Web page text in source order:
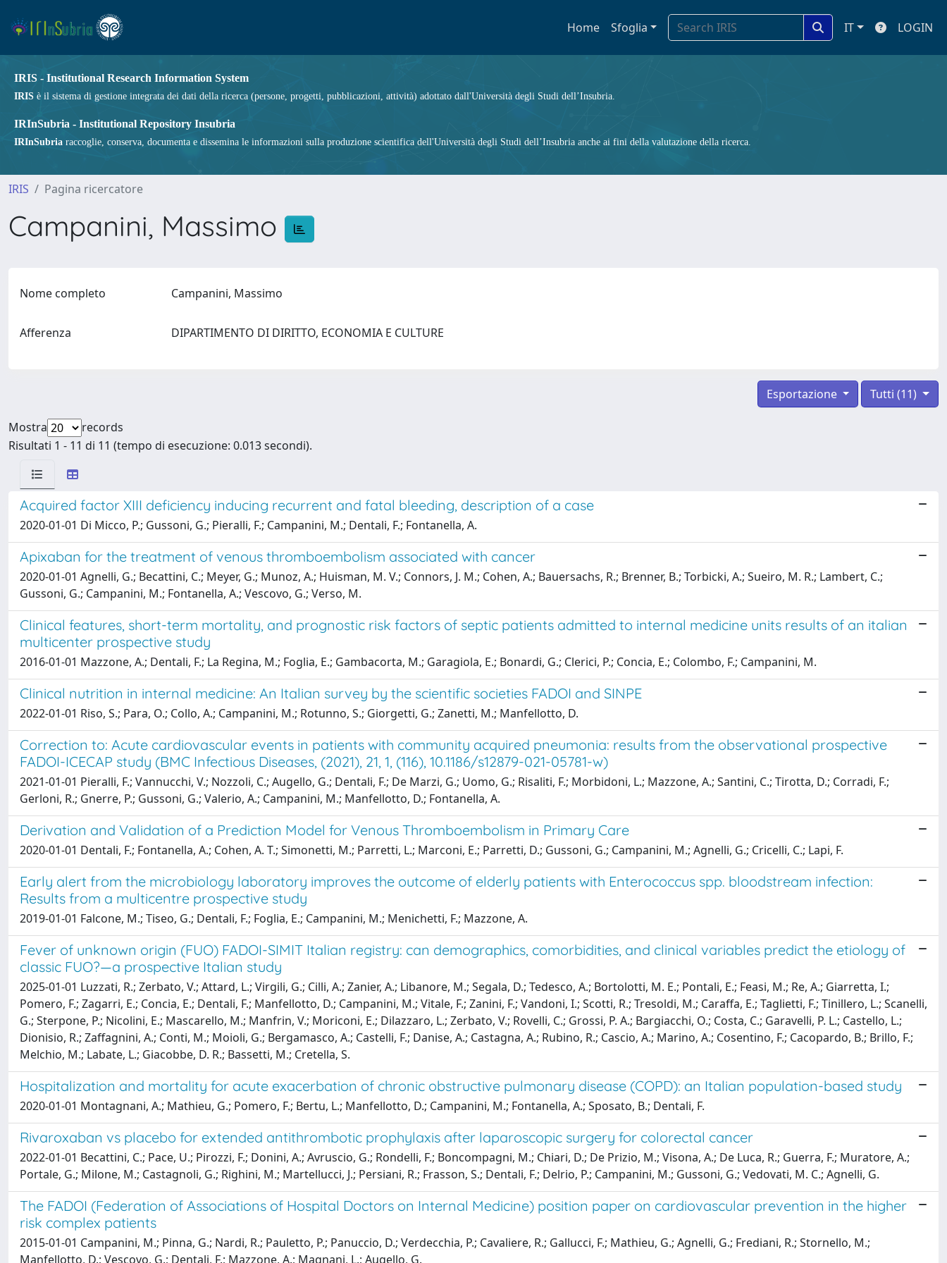
Home Sfoglia IT LOGIN
IRIS - Institutional Research Information System
IRIS è il sistema di gestione integrata dei dati della ricerca (persone, progetti, pubblicazioni, attività) adottato dall'Università degli Studi dell’Insubria.
IRInSubria - Institutional Repository Insubria
IRInSubria raccoglie, conserva, documenta e dissemina le informazioni sulla produzione scientifica dell'Università degli Studi dell’Insubria anche ai fini della valutazione della ricerca.
IRIS Pagina ricercatore
Campanini, Massimo
Nome completo Campanini, Massimo
Afferenza DIPARTIMENTO DI DIRITTO, ECONOMIA E CULTURE
Tutti (11)
Esportazione
Mostra
records
Risultati 1 - 11 di 11 (tempo di esecuzione: 0.013 secondi).
Acquired factor XIII deficiency inducing recurrent and fatal bleeding, description of a case
2020-01-01 Di Micco, P.; Gussoni, G.; Pieralli, F.; Campanini, M.; Dentali, F.; Fontanella, A.
Apixaban for the treatment of venous thromboembolism associated with cancer
2020-01-01 Agnelli, G.; Becattini, C.; Meyer, G.; Munoz, A.; Huisman, M. V.; Connors, J. M.; Cohen, A.; Bauersachs, R.; Brenner, B.; Torbicki, A.; Sueiro, M. R.; Lambert, C.;
Gussoni, G.; Campanini, M.; Fontanella, A.; Vescovo, G.; Verso, M.
Clinical features, short-term mortality, and prognostic risk factors of septic patients admitted to internal medicine units results of an italian
multicenter prospective study
2016-01-01 Mazzone, A.; Dentali, F.; La Regina, M.; Foglia, E.; Gambacorta, M.; Garagiola, E.; Bonardi, G.; Clerici, P.; Concia, E.; Colombo, F.; Campanini, M.
Clinical nutrition in internal medicine: An Italian survey by the scientific societies FADOI and SINPE
2022-01-01 Riso, S.; Para, O.; Collo, A.; Campanini, M.; Rotunno, S.; Giorgetti, G.; Zanetti, M.; Manfellotto, D.
Correction to: Acute cardiovascular events in patients with community acquired pneumonia: results from the observational prospective
FADOI-ICECAP study (BMC Infectious Diseases, (2021), 21, 1, (116), 10.1186/s12879-021-05781-w)
2021-01-01 Pieralli, F.; Vannucchi, V.; Nozzoli, C.; Augello, G.; Dentali, F.; De Marzi, G.; Uomo, G.; Risaliti, F.; Morbidoni, L.; Mazzone, A.; Santini, C.; Tirotta, D.; Corradi, F.;
Gerloni, R.; Gnerre, P.; Gussoni, G.; Valerio, A.; Campanini, M.; Manfellotto, D.; Fontanella, A.
Derivation and Validation of a Prediction Model for Venous Thromboembolism in Primary Care
2020-01-01 Dentali, F.; Fontanella, A.; Cohen, A. T.; Simonetti, M.; Parretti, L.; Marconi, E.; Parretti, D.; Gussoni, G.; Campanini, M.; Agnelli, G.; Cricelli, C.; Lapi, F.
Early alert from the microbiology laboratory improves the outcome of elderly patients with Enterococcus spp. bloodstream infection:
Results from a multicentre prospective study
2019-01-01 Falcone, M.; Tiseo, G.; Dentali, F.; Foglia, E.; Campanini, M.; Menichetti, F.; Mazzone, A.
Fever of unknown origin (FUO) FADOI-SIMIT Italian registry: can demographics, comorbidities, and clinical variables predict the etiology of
classic FUO?—a prospective Italian study
2025-01-01 Luzzati, R.; Zerbato, V.; Attard, L.; Virgili, G.; Cilli, A.; Zanier, A.; Libanore, M.; Segala, D.; Tedesco, A.; Bortolotti, M. E.; Pontali, E.; Feasi, M.; Re, A.; Giarretta, I.;
Pomero, F.; Zagarri, E.; Concia, E.; Dentali, F.; Manfellotto, D.; Campanini, M.; Vitale, F.; Zanini, F.; Vandoni, I.; Scotti, R.; Tresoldi, M.; Caraffa, E.; Taglietti, F.; Tinillero, L.; Scanelli,
G.; Sterpone, P.; Nicolini, E.; Mascarello, M.; Manfrin, V.; Moriconi, E.; Dilazzaro, L.; Zerbato, V.; Rovelli, C.; Grossi, P. A.; Bargiacchi, O.; Costa, C.; Garavelli, P. L.; Castello, L.;
Dionisio, R.; Zaffagnini, A.; Conti, M.; Moioli, G.; Bergamasco, A.; Castelli, F.; Danise, A.; Castagna, A.; Rubino, R.; Cascio, A.; Marino, A.; Cosentino, F.; Cacopardo, B.; Brillo, F.;
Melchio, M.; Labate, L.; Giacobbe, D. R.; Bassetti, M.; Cretella, S.
Hospitalization and mortality for acute exacerbation of chronic obstructive pulmonary disease (COPD): an Italian population-based study
2020-01-01 Montagnani, A.; Mathieu, G.; Pomero, F.; Bertu, L.; Manfellotto, D.; Campanini, M.; Fontanella, A.; Sposato, B.; Dentali, F.
Rivaroxaban vs placebo for extended antithrombotic prophylaxis after laparoscopic surgery for colorectal cancer
2022-01-01 Becattini, C.; Pace, U.; Pirozzi, F.; Donini, A.; Avruscio, G.; Rondelli, F.; Boncompagni, M.; Chiari, D.; De Prizio, M.; Visona, A.; De Luca, R.; Guerra, F.; Muratore, A.;
Portale, G.; Milone, M.; Castagnoli, G.; Righini, M.; Martellucci, J.; Persiani, R.; Frasson, S.; Dentali, F.; Delrio, P.; Campanini, M.; Gussoni, G.; Vedovati, M. C.; Agnelli, G.
The FADOI (Federation of Associations of Hospital Doctors on Internal Medicine) position paper on cardiovascular prevention in the higher
risk complex patients
2015-01-01 Campanini, M.; Pinna, G.; Nardi, R.; Pauletto, P.; Panuccio, D.; Verdecchia, P.; Cavaliere, R.; Gallucci, F.; Mathieu, G.; Agnelli, G.; Frediani, R.; Stornello, M.;
Manfellotto, D.; Vescovo, G.; Dentali, F.; Mazzone, A.; Magnani, L.; Augello, G.